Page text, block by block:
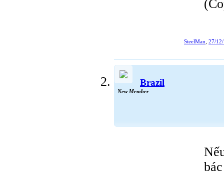
SteelMan 27/
Brazil
New Member